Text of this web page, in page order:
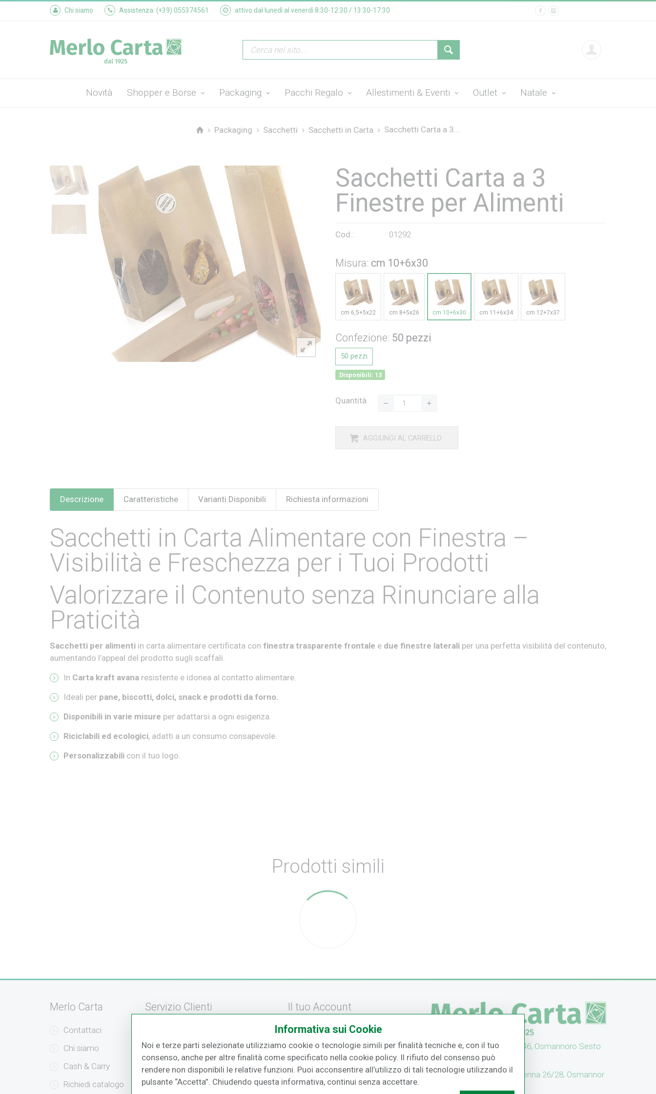
Chi siamo Assistenza: (+39) 055374561 attivo dal lunedì al venerdì 8:30-12:30 / 13:30-17:30
Novità Shopper e Borse Packaging Pacchi Regalo Allestimenti & Eventi Outlet Natale
Packaging Sacchetti Sacchetti in Carta Sacchetti Carta a 3...
Sacchetti Carta a 3
Finestre per Alimenti
Cod.: 01292
Misura: cm 10+6x30
cm 6,5+5x22 cm 8+5x26 cm 10+6x30 cm 11+6x34 cm 12+7x37
Confezione: 50 pezzi
50 pezzi
Disponibili: 13
Quantità
AGGIUNGI AL CARRELLO
Descrizione Caratteristiche Varianti Disponibili Richiesta informazioni
Sacchetti in Carta Alimentare con Finestra –
Visibilità e Freschezza per i Tuoi Prodotti
Valorizzare il Contenuto senza Rinunciare alla
Praticità
Sacchetti per alimenti in carta alimentare certificata con finestra trasparente frontale e due finestre laterali per una perfetta visibilità del contenuto,
aumentando l’appeal del prodotto sugli scaffali.
In Carta kraft avana resistente e idonea al contatto alimentare.
Ideali per pane, biscotti, dolci, snack e prodotti da forno.
Disponibili in varie misure per adattarsi a ogni esigenza.
Riciclabili ed ecologici, adatti a un consumo consapevole.
Personalizzabili con il tuo logo.
Prodotti simili
Merlo Carta
Contattaci
Chi siamo
Cash & Carry
Richiedi catalogo
Servizio Clienti
Modalità di Pagamento
Modalità di Spedizione
Resi e Recessi
Il tuo Account
Registrati
Recupera la Password
Effettua un Reso
UFFICI: V. Senna 44/46, Osmannoro Sesto
F.no (FI)
CASH & CARRY: V. Senna 26/28, Osmannor
Informativa sui Cookie
Noi e terze parti selezionate utilizziamo cookie o tecnologie simili per finalità tecniche e, con il tuo
consenso, anche per altre finalità come specificato nella cookie policy. Il rifiuto del consenso può
rendere non disponibili le relative funzioni. Puoi acconsentire all’utilizzo di tali tecnologie utilizzando il
pulsante “Accetta”. Chiudendo questa informativa, continui senza accettare.